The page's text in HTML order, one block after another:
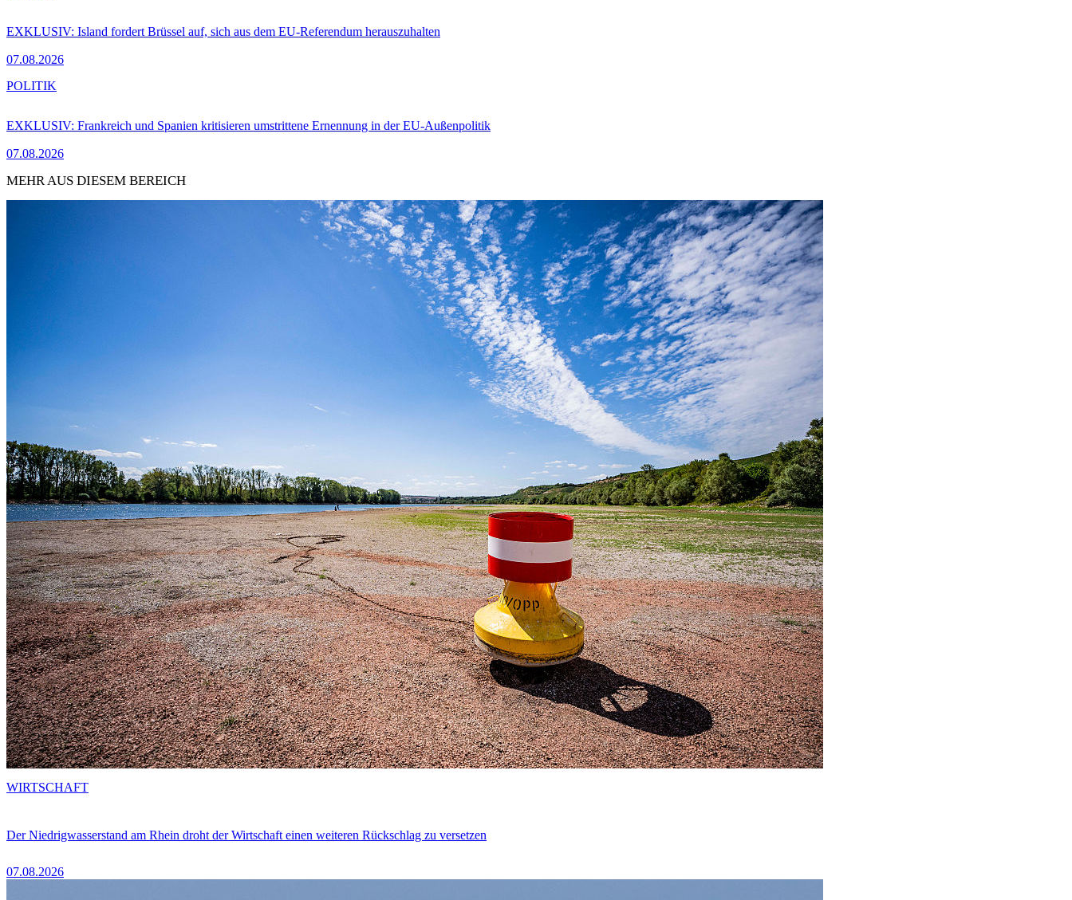
EXKLUSIV: Island fordert Brüssel auf, sich aus dem EU-Referendum herauszuhalten
07.08.2026
EXKLUSIV: Frankreich und Spanien kritisieren umstrittene Ernennung in der EU-Außenpolitik
07.08.2026
POLITIK
MEHR AUS DIESEM BEREICH
Der Niedrigwasserstand am Rhein droht der Wirtschaft einen weiteren Rückschlag zu versetzen
07.08.2026
WIRTSCHAFT